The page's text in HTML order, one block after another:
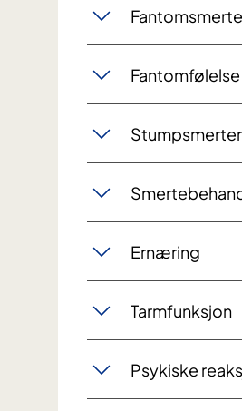
Fantomfølelse
Stumpsmerter
Ernæring
Tarmfunksjon
Psykiske